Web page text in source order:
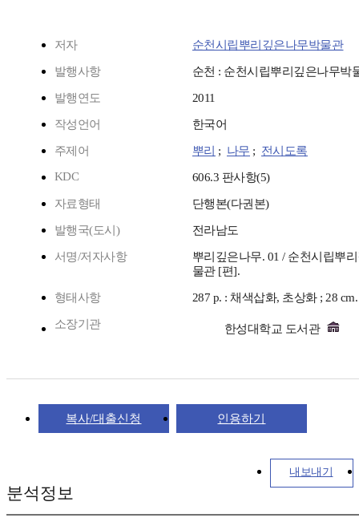
저자 순천시립뿌리깊은나무박물관
발행사항 순천 : 순천시립뿌리깊은나무박
발행연도 2011
작성언어 한국어
주제어 뿌리 ; 나무 ; 전시도록
KDC
606.3 판사항(5)
자료형태 단행본(다권본)
발행국(도시) 전라남도
서명/저자사항
뿌리깊은나무. 01 / 순천시립뿌
물관 [편].
형태사항 287 p. : 채색삽화, 초상화 ; 28 cm.
소장기관 한성대학교 도서관
복사/대출신청 인용하기
내보내기
분석정보